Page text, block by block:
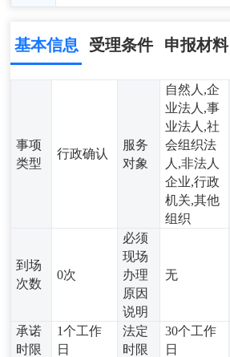
基本信息 受理条件 申报材料
事项
类型
行政确认
服务
对象
自然人,企
业法人,事
业法人,社
会组织法
人,非法人
企业,行政
机关,其他
组织
到场
次数
0次
必须
现场
办理
原因
说明
无
承诺
时限
1个工作
日
法定
时限
30个工作
日